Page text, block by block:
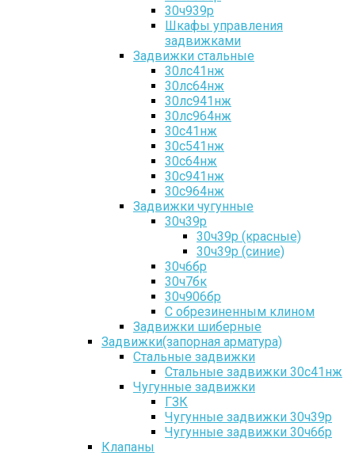
30ч939р
Шкафы управления
задвижками
Задвижки стальные
30лс41нж
30лс64нж
30лс941нж
30лс964нж
30с41нж
30с541нж
30с64нж
30с941нж
30с964нж
Задвижки чугунные
30ч39р
30ч39р (красные)
30ч39р (синие)
30ч6бр
30ч7бк
30ч906бр
С обрезиненным клином
Задвижки шиберные
Задвижки(запорная арматура)
Стальные задвижки
Стальные задвижки 30с41нж
Чугунные задвижки
ГЗК
Чугунные задвижки 30ч39р
Чугунные задвижки 30ч6бр
Клапаны